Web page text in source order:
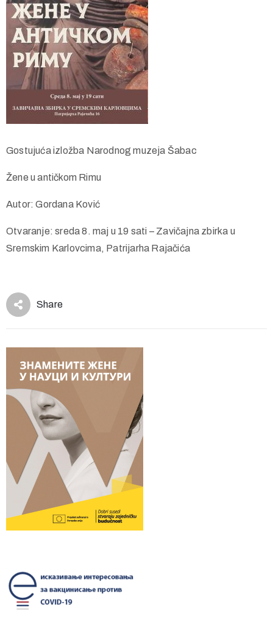
Gostujuća izložba Narodnog muzeja Šabac
Žene u antičkom Rimu
Autor: Gordana Ković
Otvaranje: sreda 8. maj u 19 sati – Zavičajna zbirka u
Sremskim Karlovcima, Patrijarha Rajačića
Share